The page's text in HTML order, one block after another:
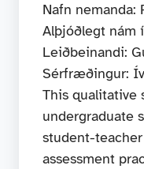
Nafn nemanda:
Alþjóðlegt nám
Leiðbeinandi:
Sérfræðingur:
This qualitative
undergraduate
student-
assessment